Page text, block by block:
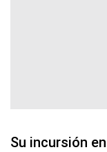
Su incursión